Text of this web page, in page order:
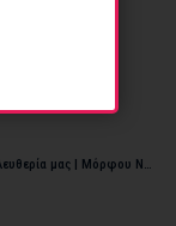
μας | Μόρφου Νεόφυτος